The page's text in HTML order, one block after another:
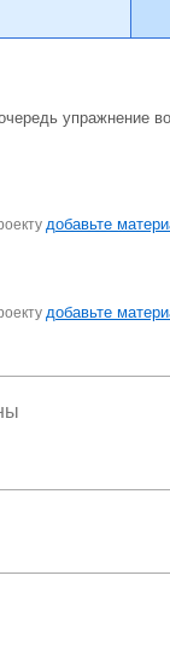
упражнение
добавьте
добавьте